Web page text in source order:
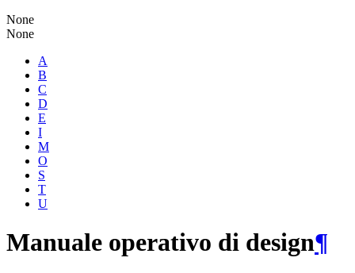
None
None
A
B
C
D
E
I
M
O
S
T
U
Manuale operativo di design¶